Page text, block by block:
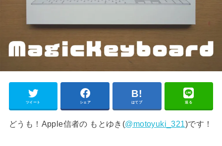
ツイート シェア はてブ 送る
どうも！Apple信者の もとゆき(@motoyuki_321)です！